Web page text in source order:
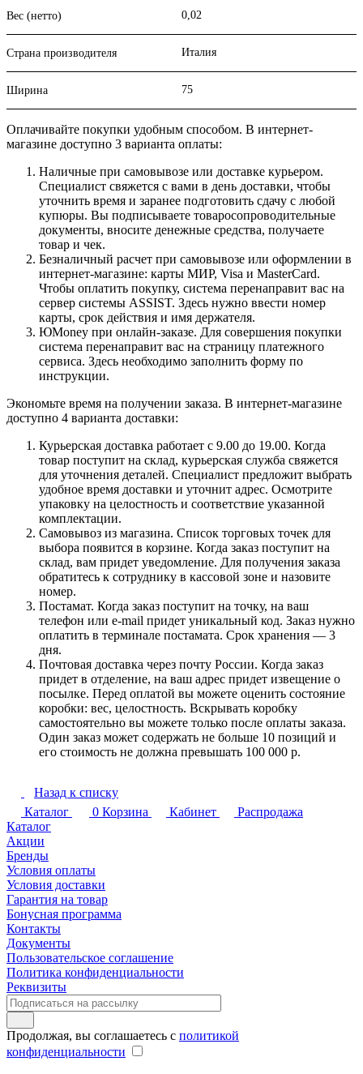
Вес (нетто) 0,02
Страна производителя Италия
Ширина 75
Оплачивайте покупки удобным способом. В интернет-
магазине доступно 3 варианта оплаты:
Наличные при самовывозе или доставке курьером.
Специалист свяжется с вами в день доставки, чтобы
уточнить время и заранее подготовить сдачу с любой
купюры. Вы подписываете товаросопроводительные
документы, вносите денежные средства, получаете
товар и чек.
Безналичный расчет при самовывозе или оформлении в
интернет-магазине: карты МИР, Visa и MasterCard.
Чтобы оплатить покупку, система перенаправит вас на
сервер системы ASSIST. Здесь нужно ввести номер
карты, срок действия и имя держателя.
ЮMoney при онлайн-заказе. Для совершения покупки
система перенаправит вас на страницу платежного
сервиса. Здесь необходимо заполнить форму по
инструкции.
Экономьте время на получении заказа. В интернет-магазине
доступно 4 варианта доставки:
Курьерская доставка работает с 9.00 до 19.00. Когда
товар поступит на склад, курьерская служба свяжется
для уточнения деталей. Специалист предложит выбрать
удобное время доставки и уточнит адрес. Осмотрите
упаковку на целостность и соответствие указанной
комплектации.
Самовывоз из магазина. Список торговых точек для
выбора появится в корзине. Когда заказ поступит на
склад, вам придет уведомление. Для получения заказа
обратитесь к сотруднику в кассовой зоне и назовите
номер.
Постамат. Когда заказ поступит на точку, на ваш
телефон или e-mail придет уникальный код. Заказ нужно
оплатить в терминале постамата. Срок хранения — 3
дня.
Почтовая доставка через почту России. Когда заказ
придет в отделение, на ваш адрес придет извещение о
посылке. Перед оплатой вы можете оценить состояние
коробки: вес, целостность. Вскрывать коробку
самостоятельно вы можете только после оплаты заказа.
Один заказ может содержать не больше 10 позиций и
его стоимость не должна превышать 100 000 р.
Назад к списку
Каталог
0 Корзина Кабинет
Распродажа
Каталог
Акции
Бренды
Условия оплаты
Условия доставки
Гарантия на товар
Бонусная программа
Контакты
Документы
Пользовательское соглашение
Политика конфиденциальности
Реквизиты
Продолжая, вы соглашаетесь с политикой
конфиденциальности